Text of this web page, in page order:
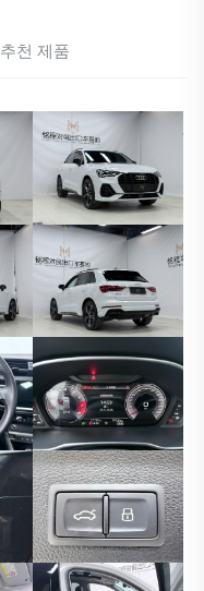
추천 제품